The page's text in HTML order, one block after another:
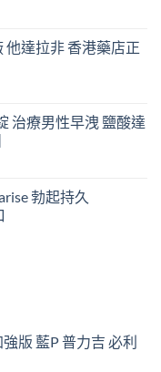
他達拉非 香港藥店正
治療男性早洩 鹽酸達
勃起持久
版 藍P 普力吉 必利